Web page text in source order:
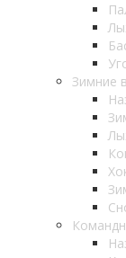
Зимние